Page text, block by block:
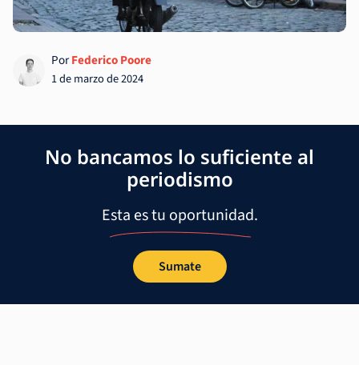
PorFederico Poore
1 de marzo de 2024
No bancamos lo suficiente al
periodismo
Esta es tu oportunidad.
Sumate